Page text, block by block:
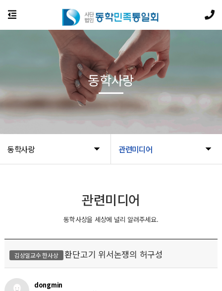
동학사랑 관련미디어
동학사랑
관련미디어
동학사상을 세상에 널리 알려주세요.
김상일교수 한사상 환단고기 위서논쟁의 허구성
dongmin